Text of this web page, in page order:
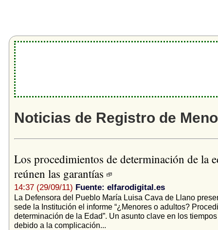
Noticias de Registro de
Los procedimientos de determinación de la
reúnen las garantías
14:37 (29/09/11) Fuente: elfarodigital.es
La Defensora del Pueblo María Luisa Cava de Llano
sede la Institución el informe “¿Menores o adultos?
determinación de la Edad”. Un asunto clave en los
debido a la complicación...